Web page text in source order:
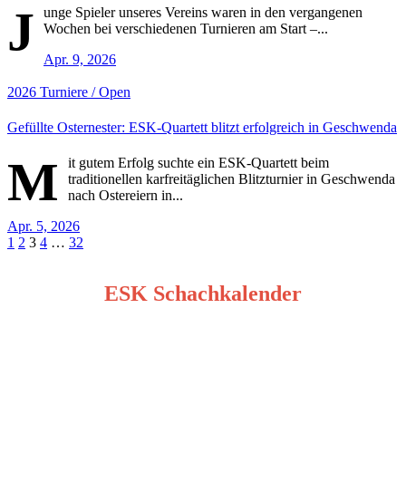
J
unge Spieler unseres Vereins waren in den vergangenen
Wochen bei verschiedenen Turnieren am Start –...
Apr. 9, 2026
2026 Turniere / Open
Gefüllte Osternester: ESK-Quartett blitzt erfolgreich in Geschwenda
M
it gutem Erfolg suchte ein ESK-Quartett beim
traditionellen karfreitäglichen Blitzturnier in Geschwenda
nach Ostereiern in...
Apr. 5, 2026
Seitennummerierung
1 2 3 4 … 32
ESK Schachkalender